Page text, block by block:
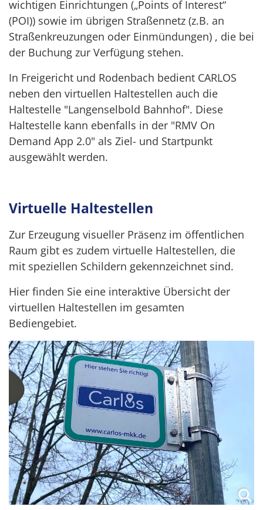
wichtigen Einrichtungen („Points of Interest“
(POI)) sowie im übrigen Straßennetz (z.B. an
Straßenkreuzungen oder Einmündungen) , die bei
der Buchung zur Verfügung stehen.
In Freigericht und Rodenbach bedient CARLOS
neben den virtuellen Haltestellen auch die
Haltestelle "Langenselbold Bahnhof". Diese
Haltestelle kann ebenfalls in der "RMV On
Demand App 2.0" als Ziel- und Startpunkt
ausgewählt werden.
Virtuelle Haltestellen
Zur Erzeugung visueller Präsenz im öffentlichen
Raum gibt es zudem virtuelle Haltestellen, die
mit speziellen Schildern gekennzeichnet sind.
Hier finden Sie eine interaktive Übersicht der
virtuellen Haltestellen im gesamten
Bediengebiet.